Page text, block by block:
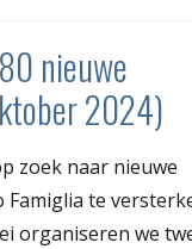
nieuwe
2024)
zoek naar nieuwe
Famiglia te
organiseren we